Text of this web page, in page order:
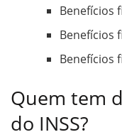
Benefícios
Benefícios
Benefícios
Quem tem
do INSS?